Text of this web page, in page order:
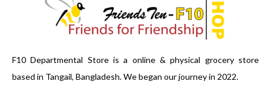
F10 Departmental Store is a online & physical grocery store
based in Tangail, Bangladesh. We began our journey in 2022.